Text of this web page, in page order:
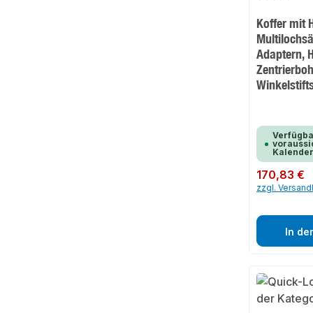
Koffer mit
Adaptern,
Regulärer Preis:
170,83 €
zzgl.
In